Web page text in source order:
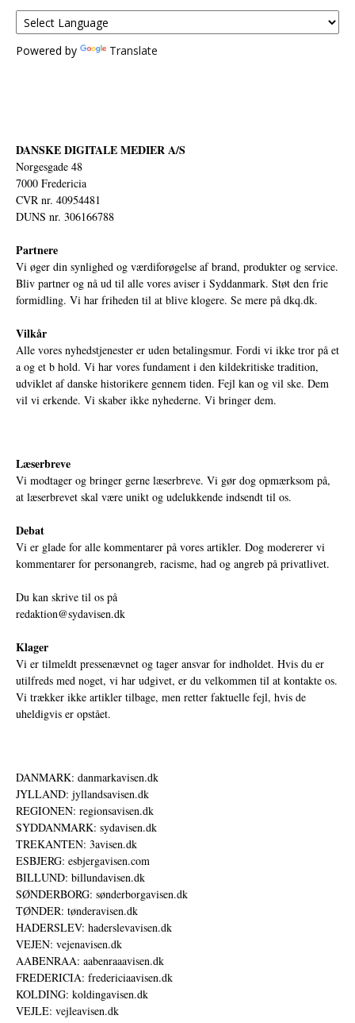
Powered by Translate
DANSKE DIGITALE MEDIER A/S
Norgesgade 48
7000 Fredericia
CVR nr. 40954481
DUNS nr. 306166788
Partnere
Vi øger din synlighed og værdiforøgelse af brand, produkter og service.
Bliv partner og nå ud til alle vores aviser i Syddanmark. Støt den frie
formidling. Vi har friheden til at blive klogere. Se mere på dkq.dk.
Vilkår
Alle vores nyhedstjenester er uden betalingsmur. Fordi vi ikke tror på et
a og et b hold. Vi har vores fundament i den kildekritiske tradition,
udviklet af danske historikere gennem tiden. Fejl kan og vil ske. Dem
vil vi erkende. Vi skaber ikke nyhederne. Vi bringer dem.
Læserbreve
Vi modtager og bringer gerne læserbreve. Vi gør dog opmærksom på,
at læserbrevet skal være unikt og udelukkende indsendt til os.
Debat
Vi er glade for alle kommentarer på vores artikler. Dog modererer vi
kommentarer for personangreb, racisme, had og angreb på privatlivet.
Du kan skrive til os på
redaktion@sydavisen.dk
Klager
Vi er tilmeldt pressenævnet og tager ansvar for indholdet. Hvis du er
utilfreds med noget, vi har udgivet, er du velkommen til at kontakte os.
Vi trækker ikke artikler tilbage, men retter faktuelle fejl, hvis de
uheldigvis er opstået.
DANMARK: danmarkavisen.dk
JYLLAND: jyllandsavisen.dk
REGIONEN: regionsavisen.dk
SYDDANMARK: sydavisen.dk
TREKANTEN: 3avisen.dk
ESBJERG: esbjergavisen.com
BILLUND: billundavisen.dk
SØNDERBORG: sønderborgavisen.dk
TØNDER: tønderavisen.dk
HADERSLEV: haderslevavisen.dk
VEJEN: vejenavisen.dk
AABENRAA: aabenraaavisen.dk
FREDERICIA: fredericiaavisen.dk
KOLDING: koldingavisen.dk
VEJLE: vejleavisen.dk